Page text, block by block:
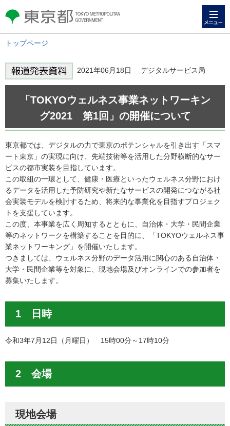
東京都 TOKYO METROPOLITAN
GOVERNMENT
トップページ
2021年06月18日 デジタルサービス局
「TOKYOウェルネス事業ネットワーキン
グ2021 第1回」の開催について
東京都では、デジタルの力で東京のポテンシャルを引き出す「スマ
ート東京」の実現に向け、先端技術等を活用した分野横断的なサー
ビスの都市実装を目指しています。
この取組の一環として、健康・医療といったウェルネス分野におけ
るデータを活用した予防研究や新たなサービスの開発につながる社
会実装モデルを検討するため、将来的な事業化を目指すプロジェク
トを支援しています。
この度、本事業を広く周知するとともに、自治体・大学・民間企業
等のネットワークを構築することを目的に、「TOKYOウェルネス事
業ネットワーキング」を開催いたします。
つきましては、ウェルネス分野のデータ活用に関心のある自治体・
大学・民間企業等を対象に、現地会場及びオンラインでの参加者を
募集いたします。
1 日時
令和3年7月12日（月曜日） 15時00分～17時10分
2 会場
現地会場